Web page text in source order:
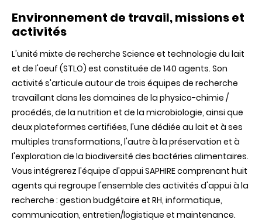
Environnement de travail, missions et
activités
L'unité mixte de recherche Science et technologie du lait
et de l'oeuf (STLO) est constituée de 140 agents. Son
activité s'articule autour de trois équipes de recherche
travaillant dans les domaines de la physico-chimie /
procédés, de la nutrition et de la microbiologie, ainsi que
deux plateformes certifiées, l'une dédiée au lait et à ses
multiples transformations, l'autre à la préservation et à
l'exploration de la biodiversité des bactéries alimentaires.
Vous intégrerez l'équipe d'appui SAPHIRE comprenant huit
agents qui regroupe l'ensemble des activités d'appui à la
recherche : gestion budgétaire et RH, informatique,
communication, entretien/logistique et maintenance.